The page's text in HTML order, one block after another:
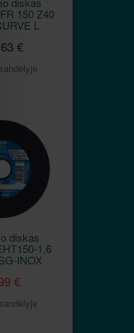
150 Z40
L
€
diskas
1,6
INOX
€